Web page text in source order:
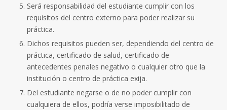
Será responsabilidad del estudiante cumplir con los
requisitos del centro externo para poder realizar su
práctica.
Dichos requisitos pueden ser, dependiendo del centro de
práctica, certificado de salud, certificado de
antecedentes penales negativo o cualquier otro que la
institución o centro de práctica exija.
Del estudiante negarse o de no poder cumplir con
cualquiera de ellos, podría verse imposibilitado de